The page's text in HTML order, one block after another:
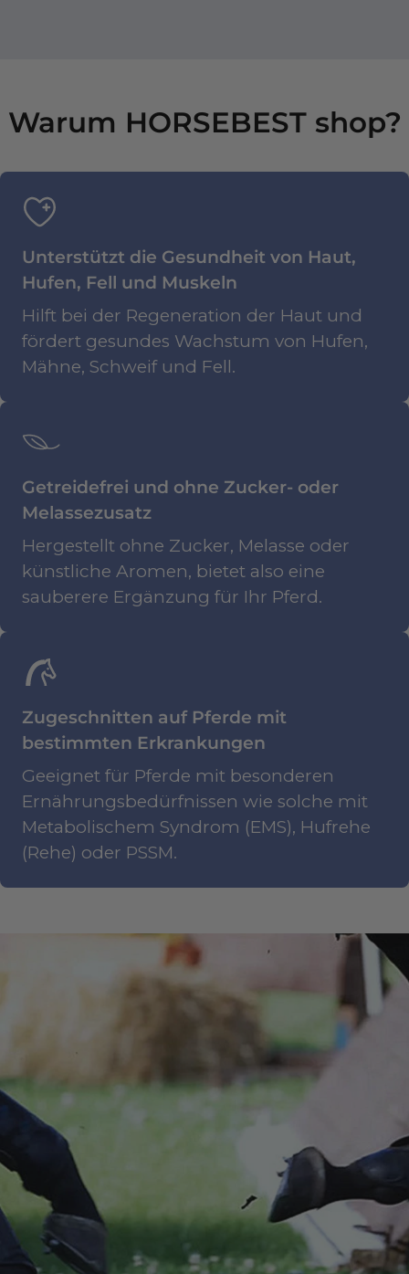
Warum HORSEBEST shop?
Unterstützt die Gesundheit von Haut,
Hufen, Fell und Muskeln
Hilft bei der Regeneration der Haut und
fördert gesundes Wachstum von Hufen,
Mähne, Schweif und Fell.
Getreidefrei und ohne Zucker- oder
Melassezusatz
Hergestellt ohne Zucker, Melasse oder
künstliche Aromen, bietet also eine
sauberere Ergänzung für Ihr Pferd.
Zugeschnitten auf Pferde mit
bestimmten Erkrankungen
Geeignet für Pferde mit besonderen
Ernährungsbedürfnissen wie solche mit
Metabolischem Syndrom (EMS), Hufrehe
(Rehe) oder PSSM.